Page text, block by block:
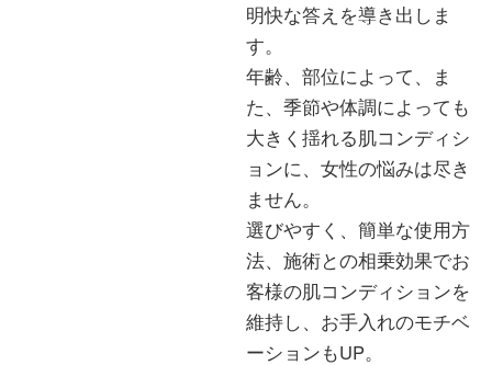
明快な答えを導き出しま
す。
年齢、部位によって、ま
た、季節や体調によっても
大きく揺れる肌コンディシ
ョンに、女性の悩みは尽き
ません。
選びやすく、簡単な使用方
法、施術との相乗効果でお
客様の肌コンディションを
維持し、お手入れのモチベ
ーションもUP。